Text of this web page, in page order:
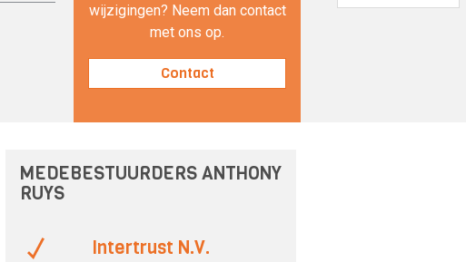
wijzigingen? Neem dan contact
met ons op.
Contact
MEDEBESTUURDERS ANTHONY
RUYS
Intertrust N.V.